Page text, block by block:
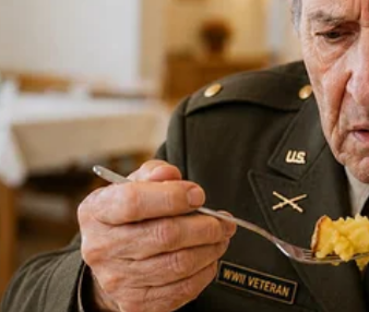
Goca o svom bratu rijetko priča u javnosti, ona je
ulicom otkrivši fotografiju brata, koji je u to
je u tom razdoblju, izrazito visokog stasa i
vještim zavodnikom. Goca je na Instagramu
brat ima posebno mjesto u mom srcu. Tokom
i sukobima. Čak i sada nastavljamo stajati